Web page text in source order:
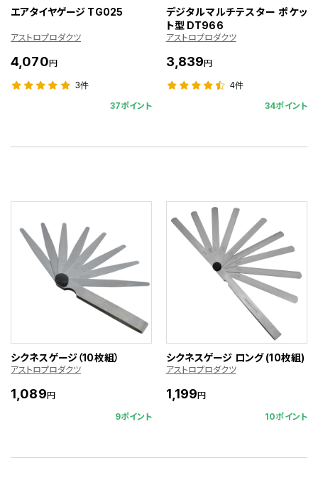
エアタイヤゲージ TG025
アストロプロダクツ
4,070円
3件
37ポイント
デジタルマルチテスター ポケッ
ト型 DT966
アストロプロダクツ
3,839円
4件
34ポイント
シクネスゲージ（10枚組）
アストロプロダクツ
1,089円
9ポイント
シクネスゲージ ロング (10枚組)
アストロプロダクツ
1,199円
10ポイント